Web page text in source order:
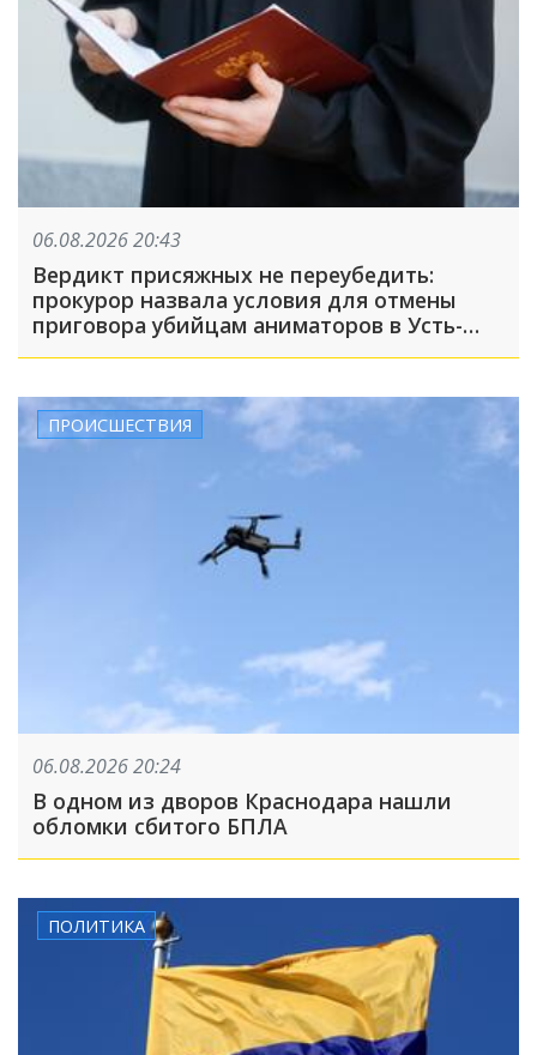
06.08.2026 20:43
Вердикт присяжных не переубедить:
прокурор назвала условия для отмены
приговора убийцам аниматоров в Усть-
ПРОИСШЕСТВИЯ
06.08.2026 20:24
В одном из дворов Краснодара нашли
обломки сбитого БПЛА
ПОЛИТИКА